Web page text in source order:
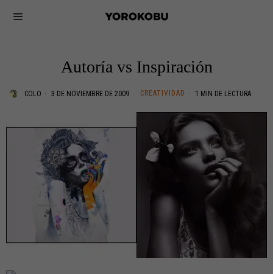
Autoría vs Inspiración
COLO 3 DE NOVIEMBRE DE 2009 CREATIVIDAD 1 MIN DE LECTURA